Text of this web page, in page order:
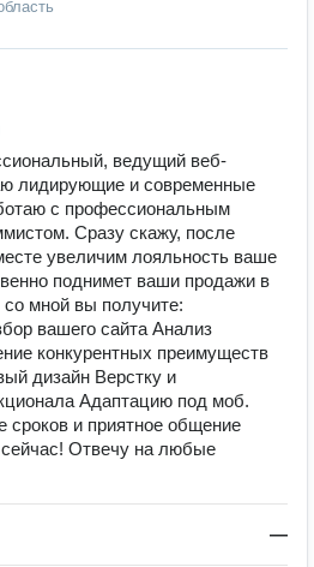
ведущий веб-
лидирующие и современные
с профессиональным
Сразу скажу, после
увеличим лояльность ваше
поднимет ваши продажи в
со мной вы получите:
вашего сайта Анализ
конкурентных преимуществ
дизайн Верстку и
Адаптацию под моб.
сроков и приятное общение
Отвечу на любые
—